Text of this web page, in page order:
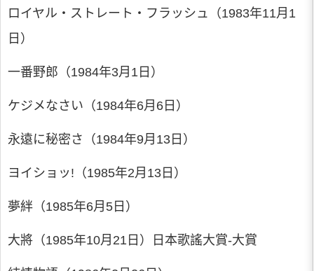
ロイヤル・ストレート・フラッシュ（1983年11月1
日）
一番野郎（1984年3月1日）
ケジメなさい（1984年6月6日）
永遠に秘密さ（1984年9月13日）
ヨイショッ!（1985年2月13日）
夢絆（1985年6月5日）
大將（1985年10月21日）日本歌謠大賞-大賞